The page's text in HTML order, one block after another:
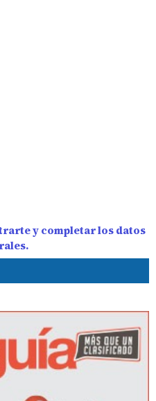
y completar los datos